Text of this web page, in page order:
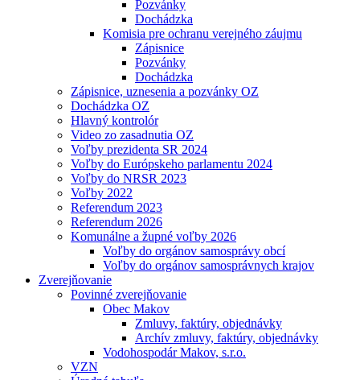
Pozvánky
Dochádzka
Komisia pre ochranu verejného záujmu
Zápisnice
Pozvánky
Dochádzka
Zápisnice, uznesenia a pozvánky OZ
Dochádzka OZ
Hlavný kontrolór
Video zo zasadnutia OZ
Voľby prezidenta SR 2024
Voľby do Európskeho parlamentu 2024
Voľby do NRSR 2023
Voľby 2022
Referendum 2023
Referendum 2026
Komunálne a župné voľby 2026
Voľby do orgánov samosprávy obcí
Voľby do orgánov samosprávnych krajov
Zverejňovanie
Povinné zverejňovanie
Obec Makov
Zmluvy, faktúry, objednávky
Archív zmluvy, faktúry, objednávky
Vodohospodár Makov, s.r.o.
VZN